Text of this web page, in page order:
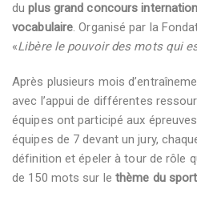
duplus grand concours
vocabulaire. Organisé par la
«Libère le pouvoir des mots qui
Après plusieurs mois
avec l’appui de différentes
équipes ont participé aux
équipes de 7 devant un jury,
définition et épeler à tour de rôle
de 150 mots sur le thème du